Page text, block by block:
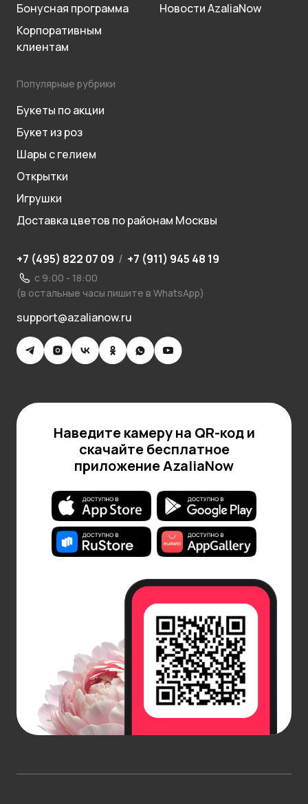
Бонусная программа
Корпоративным
клиентам
Новости AzaliaNow
Популярные рубрики
Букеты по акции
Букет из роз
Шары с гелием
Открытки
Игрушки
Доставка цветов по районам Москвы
+7 (495) 822 07 09 / +7 (911) 945 48 19
с 9:00 - 18:00
(в остальные часы пишите в WhatsApp)
support@azalianow.ru
Наведите камеру на QR-код и
скачайте бесплатное
приложение AzaliaNow